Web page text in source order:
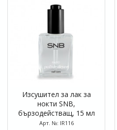
Изсушител за лак за
нокти SNB,
бързодействащ, 15 мл
Арт. №: IR116